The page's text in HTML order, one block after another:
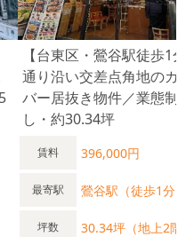
【台東区・鶯谷駅徒歩1
通り沿い交差点角地のガ
バー居抜き物件／業態制
し・約30.34坪
賃料 396,000円
最寄駅 鶯谷駅（徒歩1分
坪数 30.34坪（地上2階